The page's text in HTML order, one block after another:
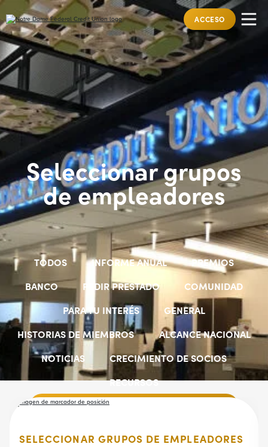
ACCESO
Seleccionar grupos
de empleadores
TODOS INFORME ANUAL
PREMIOS
BANCO
PEDIR PRESTADO
COMUNIDAD
PARA TU INTERÉS
GENERAL
HISTORIAS DE MIEMBROS
ALCANCE NACIONAL
NOTICIAS
CRECIMIENTO DE SOCIOS
RECURSOS
SELECCIONAR GRUPOS DE EMPLEADORES
SELECCIONAR GRUPOS DE EMPLEADORES